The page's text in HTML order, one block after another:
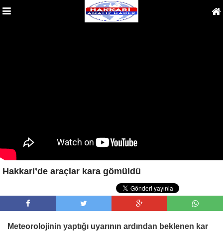
Hakkari’de araçlar kara gömüldü
Meteorolojinin yaptığı uyarının ardından beklenen kar